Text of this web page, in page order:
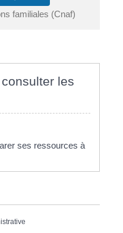
familiales (Cnaf)
les
ses ressources à